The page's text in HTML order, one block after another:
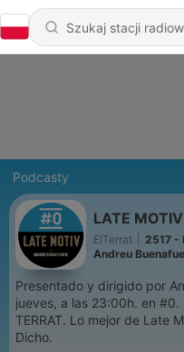
Podcasty
LATE
ElTerrat
2517 -
Andreu
Presentado y dirigido por
jueves, a las 23:00h. en #0.
TERRAT. Lo mejor de Late Motiv en el podcast: Te Lo Tengo
Dicho.